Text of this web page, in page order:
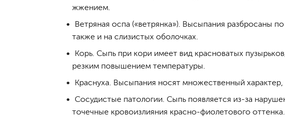
жжением.
Ветряная оспа («ветрянка»). Высыпания разбросаны
также и на слизистых оболочках.
Корь. Сыпь при кори имеет вид красноватых
резким повышением температуры.
Краснуха. Высыпания носят множественный
Сосудистые патологии. Сыпь появляется из-за
точечные кровоизлияния красно-фиолетового оттенка.